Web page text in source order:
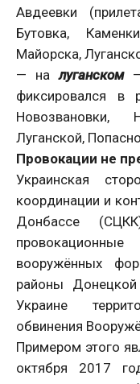
Авдеевки
Бутовка,
Майорска,
— налуганском—
фиксировался в
Новозвановки,
Луганской,
Провокации не
Украинская
координации и
Донбассе
вооружённых
районы
Украине
обвинения
Примером этого
октября 2017